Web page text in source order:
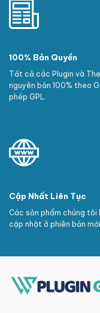
100% Bản Quyền
Tất cả các Plugin và
nguyên bản 100% theo
phép GPL.
Cập Nhất Liên Tục
Các sản phẩm chúng tôi
cập nhật ở phiên bản